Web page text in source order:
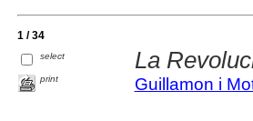
1 / 34
select
print
La
Guillamon i